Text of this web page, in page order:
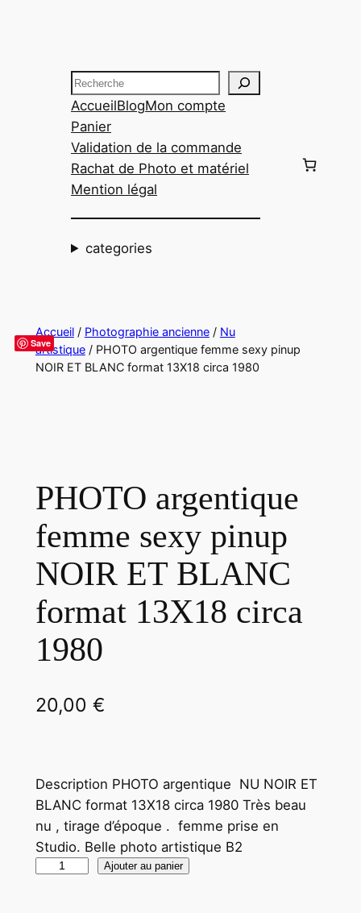
Recherche
AccueilBlogMon compte
Panier
Validation de la commande
Rachat de Photo et matériel
Mention légal
categories
Save
Accueil/ Photographie ancienne/ Nu
artistique/ PHOTO argentique femme sexy pinup
NOIR ET BLANC format 13X18 circa 1980
PHOTO argentique
femme sexy pinup
NOIR ET BLANC
format 13X18 circa
1980
20,00 €
Description PHOTO argentique NU NOIR ET
BLANC format 13X18 circa 1980 Très beau
nu , tirage d’époque . femme prise en
Studio. Belle photo artistique B2
Ajouter au panier